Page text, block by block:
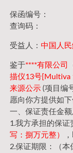
保函编号：
查询码：
受益人： 中国人
鉴于****有限公司
描仪13号[Multiva
来源公示 (项目编
愿向你方提供如下
一、保证责任金额
1.我方承担的保
写：捌万元整）
2.保证期限：（